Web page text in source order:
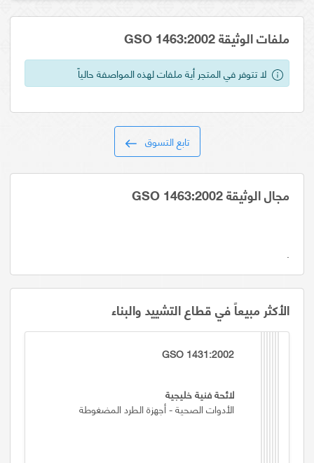
ملفات الوثيقة GSO 1463:2002
لا تتوفر في المتجر أية ملفات لهذه المواصفة حالياً
تابع التسوق
مجال الوثيقة GSO 1463:2002
.
الأكثر مبيعاً في قطاع التشييد والبناء
GSO 1431:2002
لائحة فنية خليجية
الأدوات الصحية - أجهزة الطرد المضغوطة